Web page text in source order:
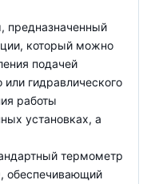
предназначенный
который можно
подачей
гидравлического
работы
установках, а
термометр
обеспечивающий